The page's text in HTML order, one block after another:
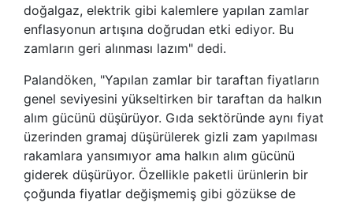
doğalgaz, elektrik gibi kalemlere yapılan zamlar
enflasyonun artışına doğrudan etki ediyor. Bu
zamların geri alınması lazım" dedi.
Palandöken, "Yapılan zamlar bir taraftan fiyatların
genel seviyesini yükseltirken bir taraftan da halkın
alım gücünü düşürüyor. Gıda sektöründe aynı fiyat
üzerinden gramaj düşürülerek gizli zam yapılması
rakamlara yansımıyor ama halkın alım gücünü
giderek düşürüyor. Özellikle paketli ürünlerin bir
çoğunda fiyatlar değişmemiş gibi gözükse de